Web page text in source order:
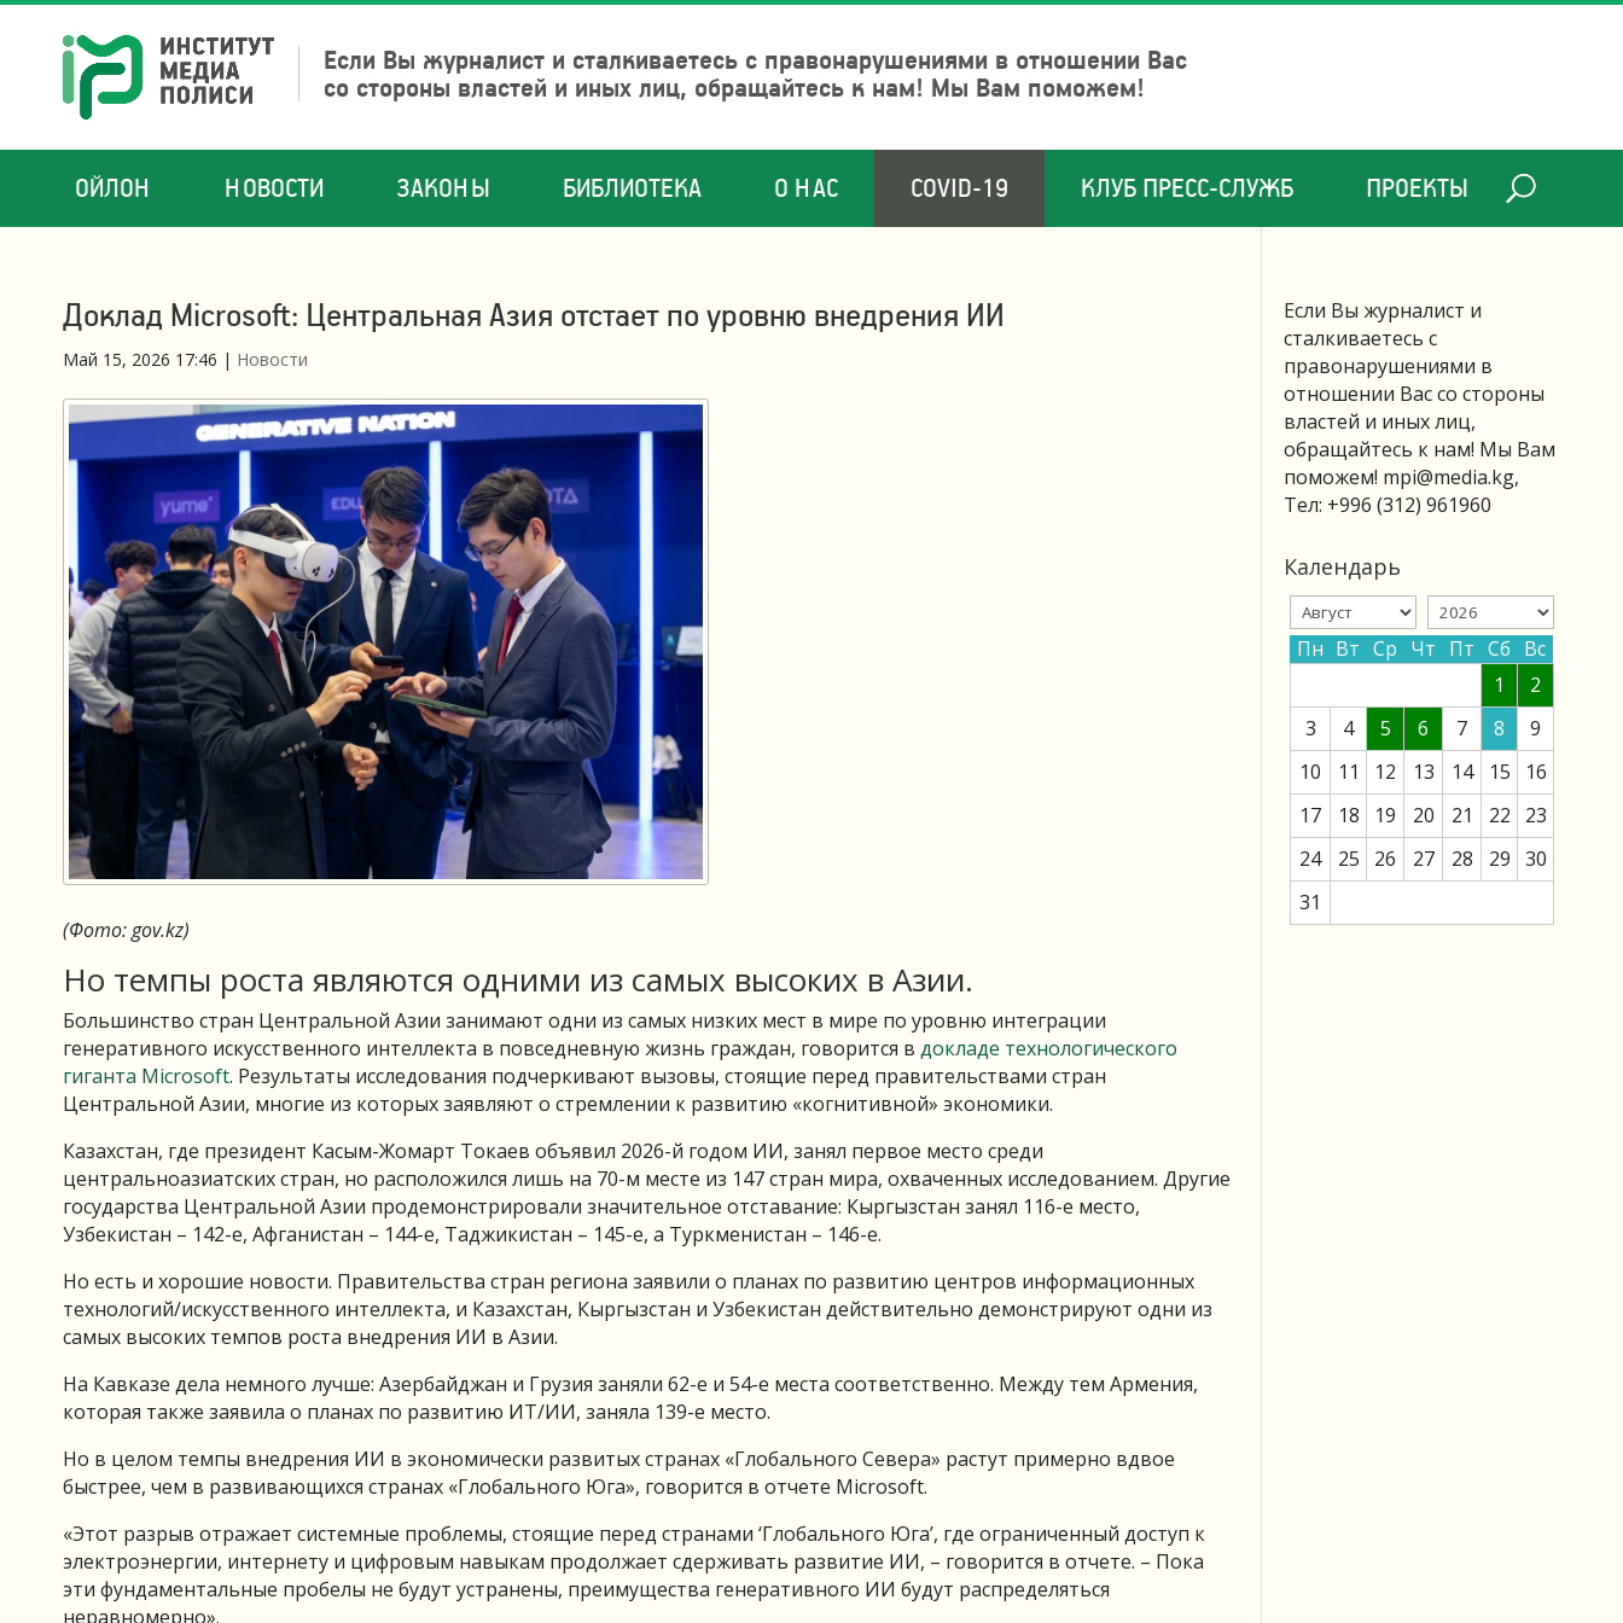
Если Вы журналист и сталкиваетесь с правонарушениями в отношении Вас
со стороны властей и иных лиц, обращайтесь к нам! Мы Вам поможем!
ОЙЛОН НОВОСТИ ЗАКОНЫ БИБЛИОТЕКА О НАС COVID-19 КЛУБ ПРЕСС-СЛУЖБ ПРОЕКТЫ
Доклад Microsoft: Центральная Азия отстает по уровню внедрения ИИ
Май 15, 2026 17:46 | Новости
(Фото: gov.kz)
Но темпы роста являются одними из самых высоких в Азии.
Большинство стран Центральной Азии занимают одни из самых низких мест в мире по уровню интеграции
генеративного искусственного интеллекта в повседневную жизнь граждан, говорится в докладе технологического
гиганта Microsoft. Результаты исследования подчеркивают вызовы, стоящие перед правительствами стран
Центральной Азии, многие из которых заявляют о стремлении к развитию «когнитивной» экономики.
Казахстан, где президент Касым-Жомарт Токаев объявил 2026-й годом ИИ, занял первое место среди
центральноазиатских стран, но расположился лишь на 70-м месте из 147 стран мира, охваченных исследованием. Другие
государства Центральной Азии продемонстрировали значительное отставание: Кыргызстан занял 116-е место,
Узбекистан – 142-е, Афганистан – 144-е, Таджикистан – 145-е, а Туркменистан – 146-е.
Но есть и хорошие новости. Правительства стран региона заявили о планах по развитию центров информационных
технологий/искусственного интеллекта, и Казахстан, Кыргызстан и Узбекистан действительно демонстрируют одни из
самых высоких темпов роста внедрения ИИ в Азии.
На Кавказе дела немного лучше: Азербайджан и Грузия заняли 62-е и 54-е места соответственно. Между тем Армения,
которая также заявила о планах по развитию ИТ/ИИ, заняла 139-е место.
Но в целом темпы внедрения ИИ в экономически развитых странах «Глобального Севера» растут примерно вдвое
быстрее, чем в развивающихся странах «Глобального Юга», говорится в отчете Microsoft.
«Этот разрыв отражает системные проблемы, стоящие перед странами ‘Глобального Юга’, где ограниченный доступ к
электроэнергии, интернету и цифровым навыкам продолжает сдерживать развитие ИИ, – говорится в отчете. – Пока
эти фундаментальные пробелы не будут устранены, преимущества генеративного ИИ будут распределяться
неравномерно».
Если Вы журналист и
сталкиваетесь с
правонарушениями в
отношении Вас со стороны
властей и иных лиц,
обращайтесь к нам! Мы Вам
поможем! mpi@media.kg,
Тел: +996 (312) 961960
Календарь
Пн Вт Ср Чт Пт Сб Вс
1
2
3
4 5 6 7 8
9
10
11 12 13 14 15
16
17
18 19 20 21 22
23
24
25 26 27 28 29 30
31